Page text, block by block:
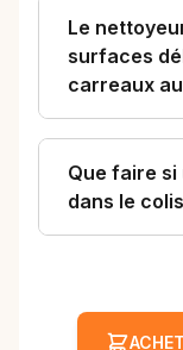
Le
surfaces
carreaux
Que faire
dans le